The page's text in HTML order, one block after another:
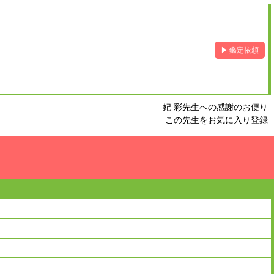
▶ 鑑定依頼
妃 彩先生への感謝のお便り
この先生をお気に入り登録